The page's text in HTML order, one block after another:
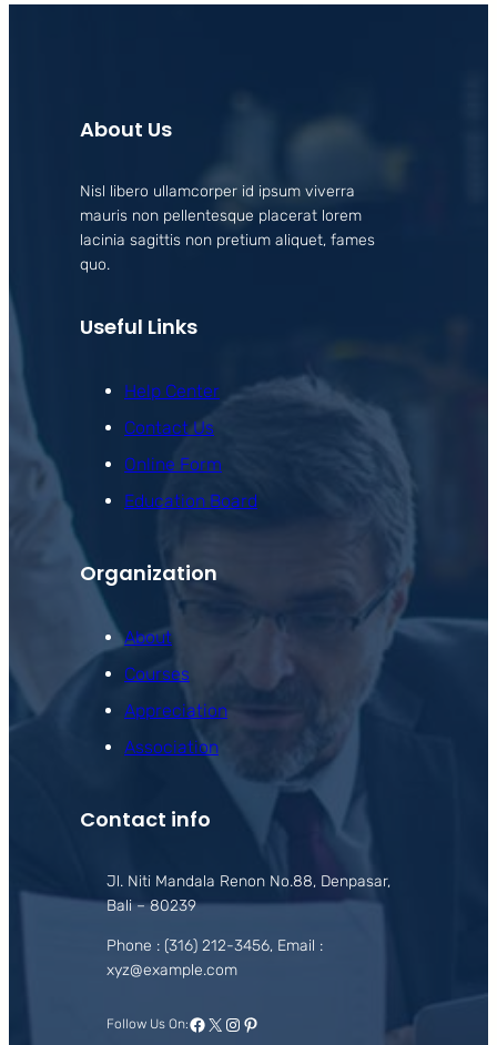
About Us
Nisl libero ullamcorper id ipsum viverra
mauris non pellentesque placerat lorem
lacinia sagittis non pretium aliquet, fames
quo.
Useful Links
Help Center
Contact Us
Online Form
Education Board
Organization
About
Courses
Appreciation
Association
Contact info
Jl. Niti Mandala Renon No.88, Denpasar,
Bali – 80239
Phone : (316) 212-3456, Email :
xyz@example.com
Follow Us On:Facebook
X Instagram
Pinterest